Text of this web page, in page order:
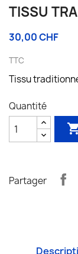
TISSU
30,00 CHF
TTC
Tissu
Quantité
Partager